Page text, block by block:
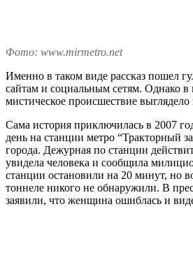
Фото: www.mirmetro.net
Именно в таком виде рассказ пошел
сайтам и социальным сетям. Однако в
мистическое происшествие
Сама история приключилась в 2007
день на станции метро “Тракторный
города. Дежурная по станции
увидела человека и сообщила
станции остановили на 20 минут, но
тоннеле никого не обнаружили. В
заявили, что женщина ошиблась и